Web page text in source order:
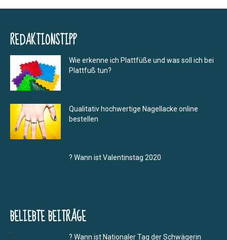
REDAKTIONSTIPP
Wie erkenne ich Plattfüße und was soll ich bei
Plattfuß tun?
Qualitativ hochwertige Nagellacke online
bestellen
? Wann ist Valentinstag 2020
BELIEBTE BEITRÄGE
? Wann ist Nationaler Tag der Schwägerin